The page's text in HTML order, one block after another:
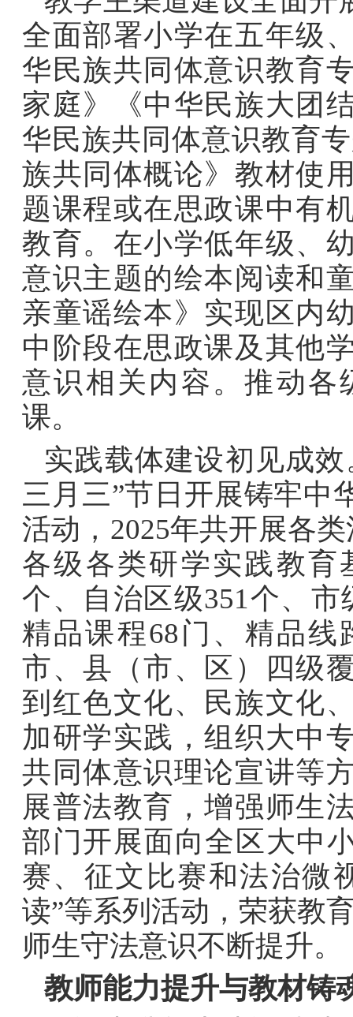
全面部署小学在五年级
华民族共同体意识教育
家庭》《中华民族大团
华民族共同体意识教育
族共同体概论》教材使
题课程或在思政课中有
教育。在小学低年级、
意识主题的绘本阅读和
亲童谣绘本》实现区内
中阶段在思政课及其他
意识相关内容。推动各
课。
实践载体建设初见成效
三月三”节日开展铸牢中
活动， 2025年共开展各
各级各类研学实践教育
个、自治区级351个、市
精品课程68门、精品线
市、县（市、区）四级
到红色文化、民族文化
加研学实践，组织大中
共同体意识理论宣讲等
展普法教育，增强师生
部门开展面向全区大中
赛、征文比赛和法治微
读”等系列活动，荣获教
师生守法意识不断提升。
教师能力提升与教材铸